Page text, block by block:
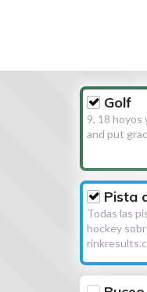
Golf
9, 18 hoyos
and put
Pista
Todas las
hockey